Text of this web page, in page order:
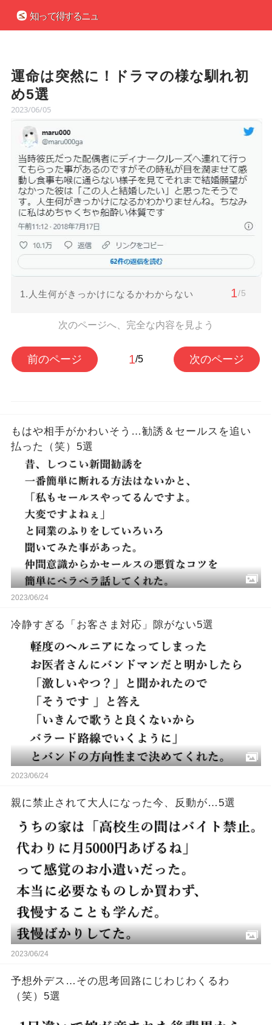
運命は突然に！ドラマの様な馴れ初
め5選
2023/06/05
1.人生何がきっかけになるかわからない 1/5
次のページへ、完全な内容を見よう
前のページ 1/5 次のページ
もはや相手がかわいそう…勧誘＆セールスを追い
払った（笑）5選
2023/06/24
冷静すぎる「お客さま対応」隙がない5選
2023/06/24
親に禁止されて大人になった今、反動が…5選
2023/06/24
予想外デス…その思考回路にじわじわくるわ
（笑）5選